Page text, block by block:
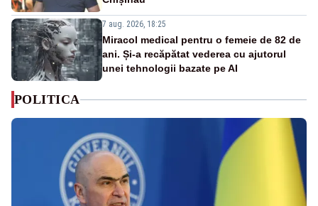
7 aug. 2026, 18:25
Miracol medical pentru o femeie de 82 de
ani. Și-a recăpătat vederea cu ajutorul
unei tehnologii bazate pe AI
POLITICA